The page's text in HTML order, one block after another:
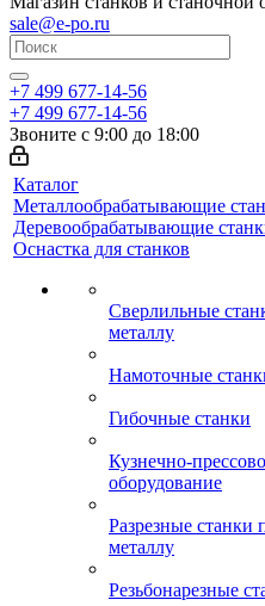
sale@e-po.ru
+7 499 677-14-56
+7 499 677-14-56
Звоните с 9:00 до 18:00
Каталог
Металлообрабатывающие
Деревообрабатывающие
Оснастка для станков
Сверлильные
металлу
Намоточные
Гибочные станки
Кузнечно-
оборудование
Разрезные станки
металлу
Резьбонарезные